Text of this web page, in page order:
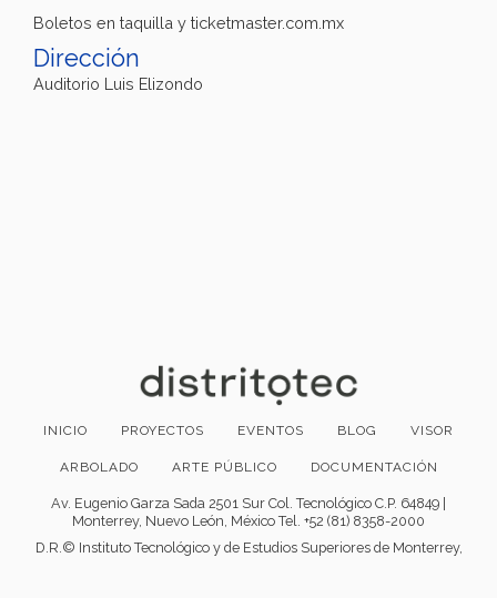
Boletos en taquilla y ticketmaster.com.mx
Dirección
Auditorio Luis Elizondo
INICIO PROYECTOS EVENTOS BLOG VISOR
ARBOLADO ARTE PÚBLICO DOCUMENTACIÓN
Av. Eugenio Garza Sada 2501 Sur Col. Tecnológico C.P. 64849 |
Monterrey, Nuevo León, México Tel. +52 (81) 8358-2000
D.R.© Instituto Tecnológico y de Estudios Superiores de Monterrey,